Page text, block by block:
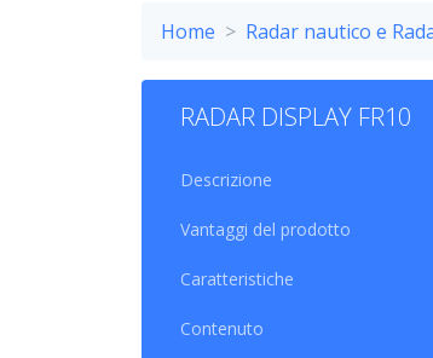
Home Radar nautico e
RADAR DISPLAY FR10
Descrizione
Vantaggi del prodotto
Caratteristiche
Contenuto